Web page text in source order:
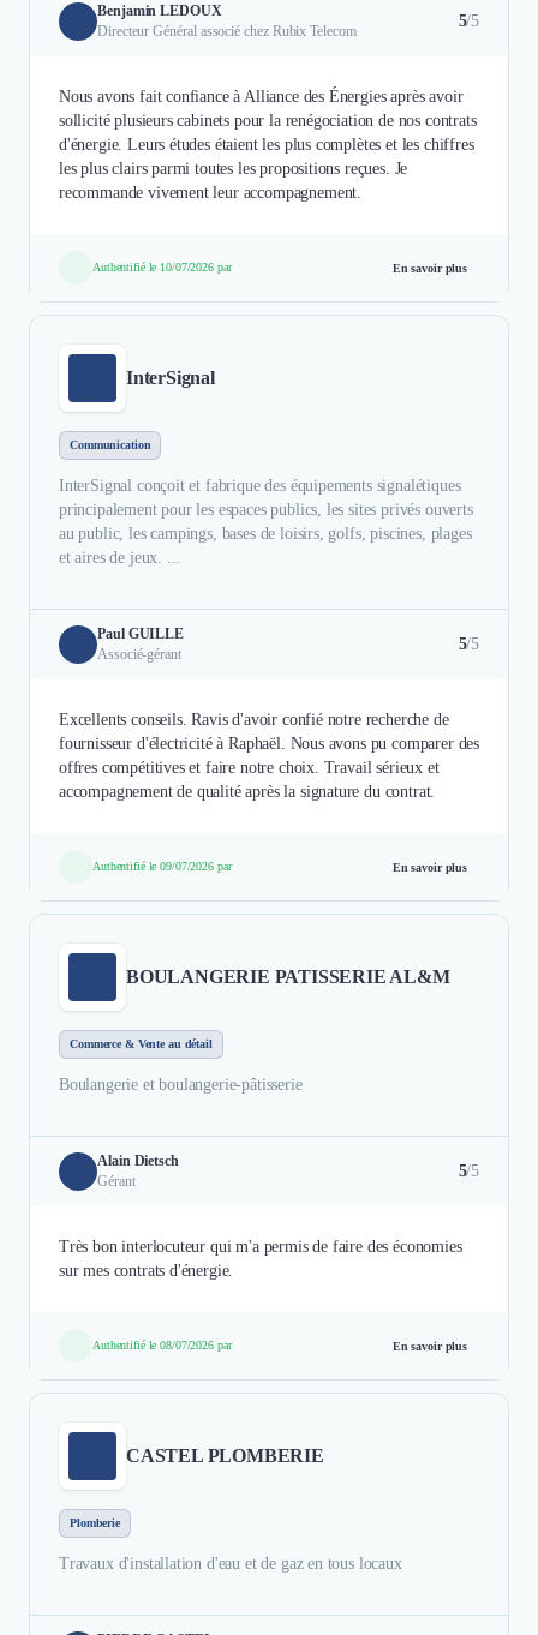
Benjamin LEDOUX
Directeur Général associé chez Rubix Telecom
5/5
Nous avons fait confiance à Alliance des Énergies après avoir
sollicité plusieurs cabinets pour la renégociation de nos contrats
d'énergie. Leurs études étaient les plus complètes et les chiffres
les plus clairs parmi toutes les propositions reçues. Je
recommande vivement leur accompagnement.
Authentifié le 10/07/2026 par En savoir plus
InterSignal
Communication
InterSignal conçoit et fabrique des équipements signalétiques
principalement pour les espaces publics, les sites privés ouverts
au public, les campings, bases de loisirs, golfs, piscines, plages
et aires de jeux. ...
Paul GUILLE
Associé-gérant
5/5
Excellents conseils. Ravis d'avoir confié notre recherche de
fournisseur d'électricité à Raphaël. Nous avons pu comparer des
offres compétitives et faire notre choix. Travail sérieux et
accompagnement de qualité après la signature du contrat.
Authentifié le 09/07/2026 par En savoir plus
BOULANGERIE PATISSERIE AL&M
Commerce & Vente au détail
Boulangerie et boulangerie-pâtisserie
Alain Dietsch
Gérant
5/5
Très bon interlocuteur qui m'a permis de faire des économies
sur mes contrats d'énergie.
Authentifié le 08/07/2026 par En savoir plus
CASTEL PLOMBERIE
Plomberie
Travaux d'installation d'eau et de gaz en tous locaux